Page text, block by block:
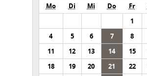
Mo Di Mi Do Fr
1
4
5 6 7 8
11
12 13 14 15
18
19 20 21 22